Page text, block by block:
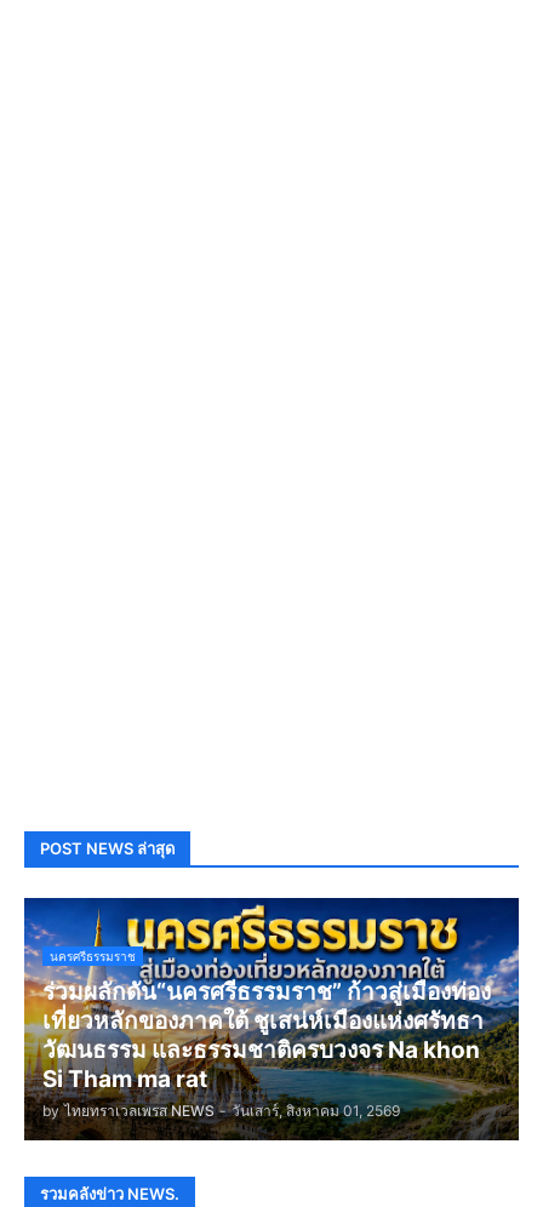
POST NEWS ล่าสุด
นครศรีธรรมราช
ร่วมผลักดัน“นครศรีธรรมราช” ก้าวสู่เมืองท่อง
เที่ยวหลักของภาคใต้ ชูเสน่ห์เมืองแห่งศรัทธา
วัฒนธรรม และธรรมชาติครบวงจร Na khon
Si Tham ma rat
by ไทยทราเวลเพรส NEWS - วันเสาร์, สิงหาคม 01, 2569
รวมคลังข่าว NEWS.